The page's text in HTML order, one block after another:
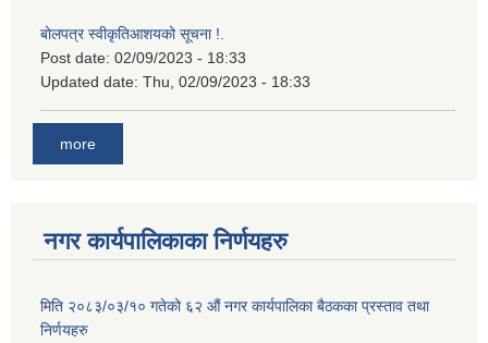
बोलपत्र स्वीकृतिआशयको सूचना !.
Post date: 02/09/2023 - 18:33
Updated date: Thu, 02/09/2023 - 18:33
more
नगर कार्यपालिकाका निर्णयहरु
मिति २०८३/०३/१० गतेको ६२ औं नगर कार्यपालिका बैठकका प्रस्ताव तथा
निर्णयहरु